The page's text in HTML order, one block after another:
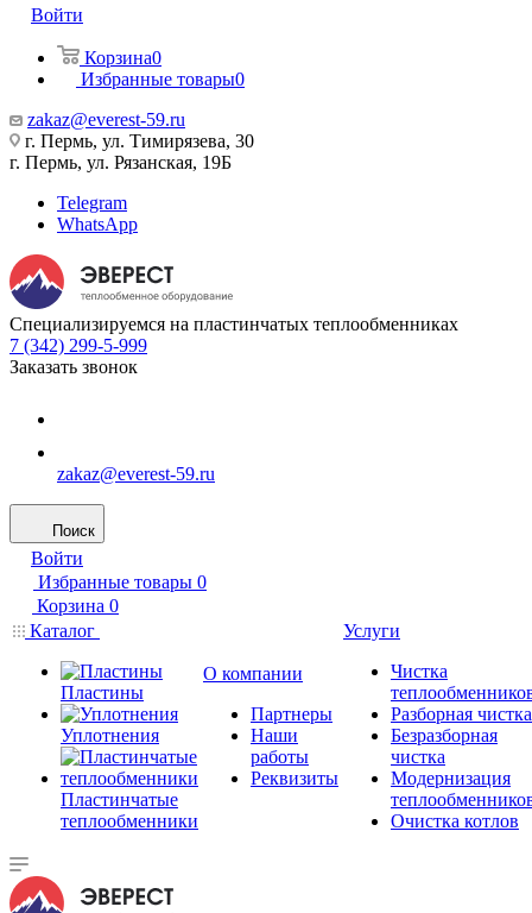
Войти
Корзина0
Избранные товары0
zakaz@everest-59.ru
г. Пермь, ул. Тимирязева, 30
г. Пермь, ул. Рязанская, 19Б
Telegram
WhatsApp
Специализируемся на пластинчатых теплообменниках
7 (342) 299-5-999
Заказать звонок
zakaz@everest-59.ru
Поиск
Войти
Избранные товары 0
Корзина 0
Каталог
Пластины
Уплотнения
Пластинчатые
теплообменники
О компании
Партнеры
Наши
работы
Реквизиты
Услуги
Чистка
Разборная чистка
Безразборная
чистка
Модернизация
Очистка котлов